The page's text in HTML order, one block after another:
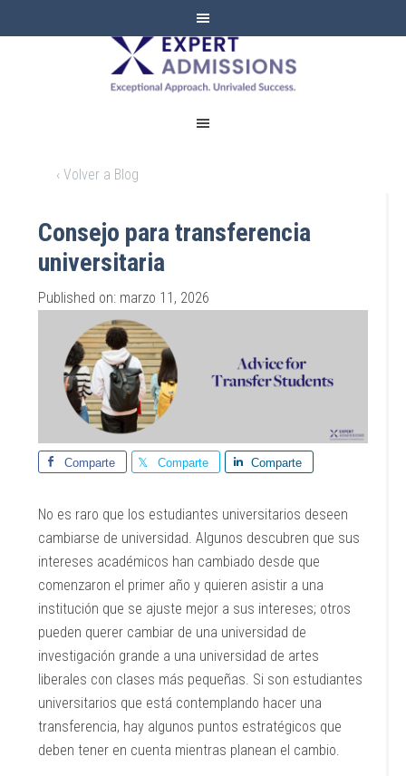
EXPERT
ADMISSIONS
‹ Volver a Blog
Consejo para transferencia
universitaria
Published on: marzo 11, 2026
Comparte Comparte Comparte
No es raro que los estudiantes universitarios deseen
cambiarse de universidad. Algunos descubren que sus
intereses académicos han cambiado desde que
comenzaron el primer año y quieren asistir a una
institución que se ajuste mejor a sus intereses; otros
pueden querer cambiar de una universidad de
investigación grande a una universidad de artes
liberales con clases más pequeñas. Si son estudiantes
universitarios que está contemplando hacer una
transferencia, hay algunos puntos estratégicos que
deben tener en cuenta mientras planean el cambio.